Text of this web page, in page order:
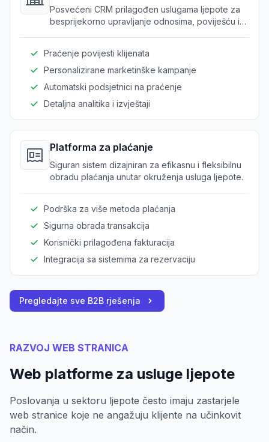
Posvećeni CRM prilagođen uslugama ljepote za
besprijekorno upravljanje odnosima, poviješću i
Praćenje povijesti klijenata
Personalizirane marketinške kampanje
Automatski podsjetnici na praćenje
Detaljna analitika i izvještaji
Platforma za plaćanje
Siguran sistem dizajniran za efikasnu i fleksibilnu
obradu plaćanja unutar okruženja usluga ljepote.
Podrška za više metoda plaćanja
Sigurna obrada transakcija
Korisnički prilagođena fakturacija
Integracija sa sistemima za rezervaciju
Pregledajte sve B2B rješenja
RAZVOJ WEB STRANICA
Web platforme za usluge ljepote
Poslovanja u sektoru ljepote često imaju zastarjele
web stranice koje ne angažuju klijente na učinkovit
način.